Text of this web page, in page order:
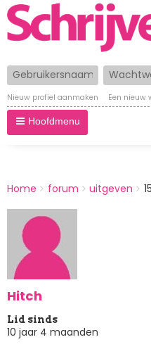
Gebruikersnaam
Nieuw profiel aanmaken Een nieuw
Hoofdmenu
BREADCRUMBS
You
here:
Home forum uitgeven
Hitch
Lid sinds
10 jaar 4 maanden